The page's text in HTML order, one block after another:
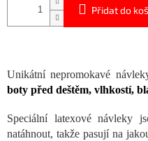
Přidat do
Unikátní nepromokavé
boty před deštěm, vlhkostí,
Speciální latexové návleky
natáhnout, takže pasují na